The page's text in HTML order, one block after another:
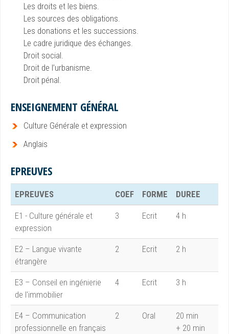
Les droits et les biens.
Les sources des obligations.
Les donations et les successions.
Le cadre juridique des échanges.
Droit social.
Droit de l’urbanisme.
Droit pénal.
ENSEIGNEMENT GÉNÉRAL
Culture Générale et expression
Anglais
EPREUVES
EPREUVES COEF FORME DUREE
E1 - Culture générale et
expression
3 Ecrit 4 h
E2 – Langue vivante
étrangère
2 Ecrit 2 h
E3 – Conseil en ingénierie
de l'immobilier
4 Ecrit 3 h
E4 – Communication
professionnelle en français
2 Oral
20 min
+ 20 min